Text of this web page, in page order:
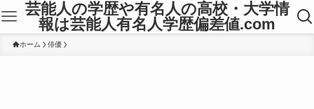
芸能人の学歴や有名人の高校・大学情
報は芸能人有名人学歴偏差値.com
ホーム 俳優